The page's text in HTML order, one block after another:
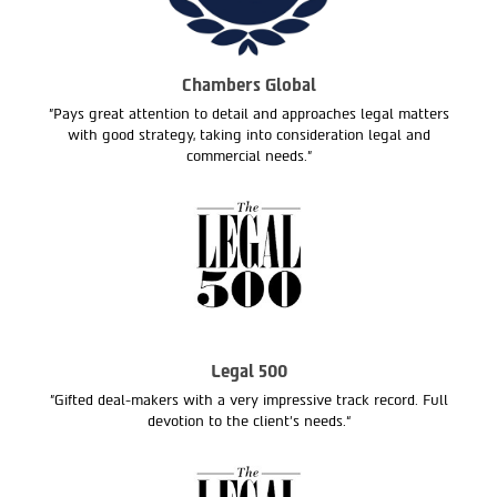
Chambers Global
"Pays great attention to detail and approaches legal matters
with good strategy, taking into consideration legal and
commercial needs."
Legal 500
"Gifted deal-makers with a very impressive track record. Full
devotion to the client’s needs.“